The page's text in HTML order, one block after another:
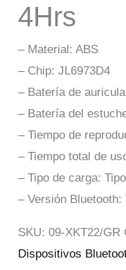
4Hrs
– Material: ABS
– Chip: JL6973D4
– Batería de
– Batería del
– Tiempo de
– Tiempo total de
– Tipo de carga:
– Versión Bluetooth:
SKU:09-XKT22/GR
Dispositivos